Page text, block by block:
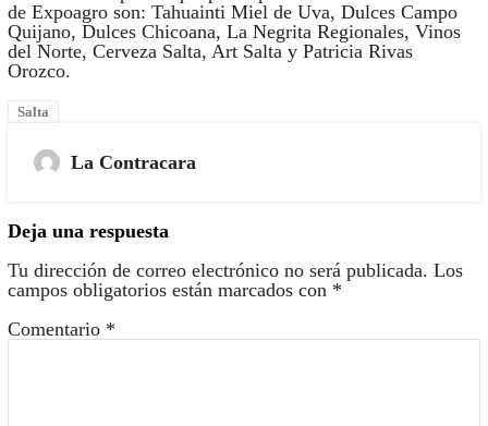
de Expoagro son: Tahuainti Miel de Uva, Dulces Campo
Quijano, Dulces Chicoana, La Negrita Regionales, Vinos
del Norte, Cerveza Salta, Art Salta y Patricia Rivas
Orozco.
Salta
La Contracara
Deja una respuesta
Tu dirección de correo electrónico no será publicada. Los
campos obligatorios están marcados con *
Comentario *